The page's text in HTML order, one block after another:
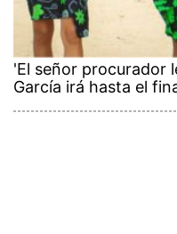
'El señor procurador
García irá hasta el